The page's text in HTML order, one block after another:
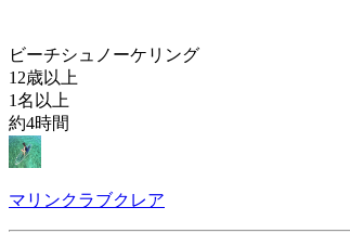
ビーチシュノーケリング
12歳以上
1名以上
約4時間
マリンクラブクレア